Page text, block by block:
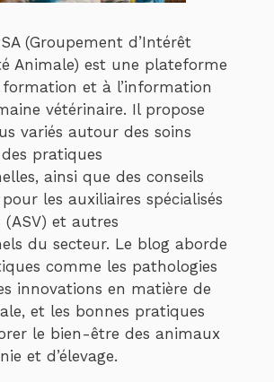
(Groupement d’Intérêt
Animale) est une plateforme
et à l’information
vétérinaire. Il propose
variés autour des soins
pratiques
ainsi que des conseils
les auxiliaires spécialisés
(ASV) et autres
du secteur. Le blog aborde
comme les pathologies
innovations en matière de
et les bonnes pratiques
le bien-être des animaux
et d’élevage.